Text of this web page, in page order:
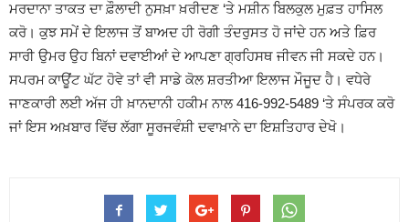
ਮਰਦਾਨਾ ਤਾਕਤ ਦਾ ਫ਼ੌਲਾਦੀ ਨੁਸਖ਼ਾ ਖ਼ਰੀਦਣ ‘ਤੇ ਮਸ਼ੀਨ ਬਿਲਕੁਲ ਮੁਫ਼ਤ ਹਾਸਿਲ
ਕਰੋ। ਕੁਝ ਸਮੇਂ ਦੇ ਇਲਾਜ ਤੋਂ ਬਾਅਦ ਹੀ ਰੋਗੀ ਤੰਦਰੁਸਤ ਹੋ ਜਾਂਦੇ ਹਨ ਅਤੇ ਫ਼ਿਰ
ਸਾਰੀ ਉਮਰ ਉਹ ਬਿਨਾਂ ਦਵਾਈਆਂ ਦੇ ਆਪਣਾ ਗ੍ਰਹਿਸਥ ਜੀਵਨ ਜੀ ਸਕਦੇ ਹਨ।
ਸਪਰਮ ਕਾਊਂਟ ਘੱਟ ਹੋਵੇ ਤਾਂ ਵੀ ਸਾਡੇ ਕੋਲ ਸ਼ਰਤੀਆ ਇਲਾਜ ਮੌਜੂਦ ਹੈ। ਵਧੇਰੇ
ਜਾਣਕਾਰੀ ਲਈ ਅੱਜ ਹੀ ਖ਼ਾਨਦਾਨੀ ਹਕੀਮ ਨਾਲ 416-992-5489 ‘ਤੇ ਸੰਪਰਕ ਕਰੋ
ਜਾਂ ਇਸ ਅਖ਼ਬਾਰ ਵਿੱਚ ਲੱਗਾ ਸੂਰਜਵੰਸ਼ੀ ਦਵਾਖ਼ਾਨੇ ਦਾ ਇਸ਼ਤਿਹਾਰ ਦੇਖੋ।